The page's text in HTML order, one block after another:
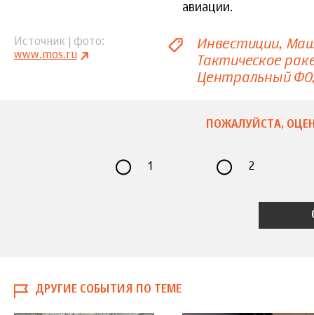
авиации.
Источник | фото
www.mos.ru
Инвестиции
Тактическое
Центральный ФО
ПОЖАЛУЙСТА,
1 2
ДРУГИЕ СОБЫТИЯ ПО ТЕМЕ